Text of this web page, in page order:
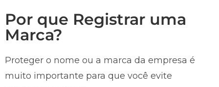
Por que Registrar uma
Marca?
Proteger o nome ou a marca da empresa é
muito importante para que você evite